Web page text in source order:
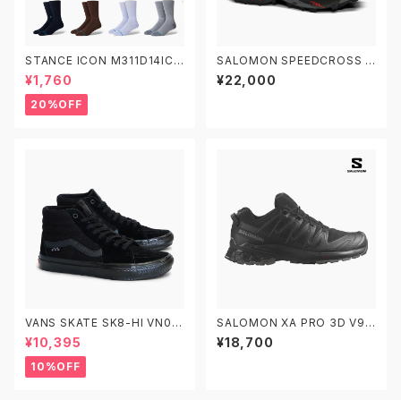
STANCE ICON M311D14ICO
スタンス アイコン ソックス 靴下
¥1,760
20%OFF
SALOMON SPEEDCROSS 6
GORE-TEX M/L41738600
W/L41743400 サロモン スピ
¥22,000
VANS SKATE SK8-HI VN0A
5FCCBKA 26.0-29.0 ヴァン
ズ スケートスケートハイ
¥10,395
10%OFF
SALOMON XA PRO 3D V9
M/L47271800 W/L472727
00 サロモン エックスエープロ
¥18,700